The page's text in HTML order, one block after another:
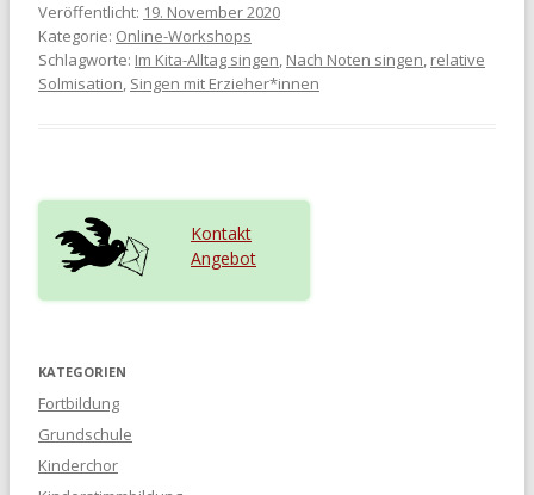
Veröffentlicht: 19. November 2020
Kategorie: Online-Workshops
Schlagworte: Im Kita-Alltag singen, Nach Noten singen, relative
Solmisation, Singen mit Erzieher*innen
Kontakt
Angebot
KATEGORIEN
Fortbildung
Grundschule
Kinderchor